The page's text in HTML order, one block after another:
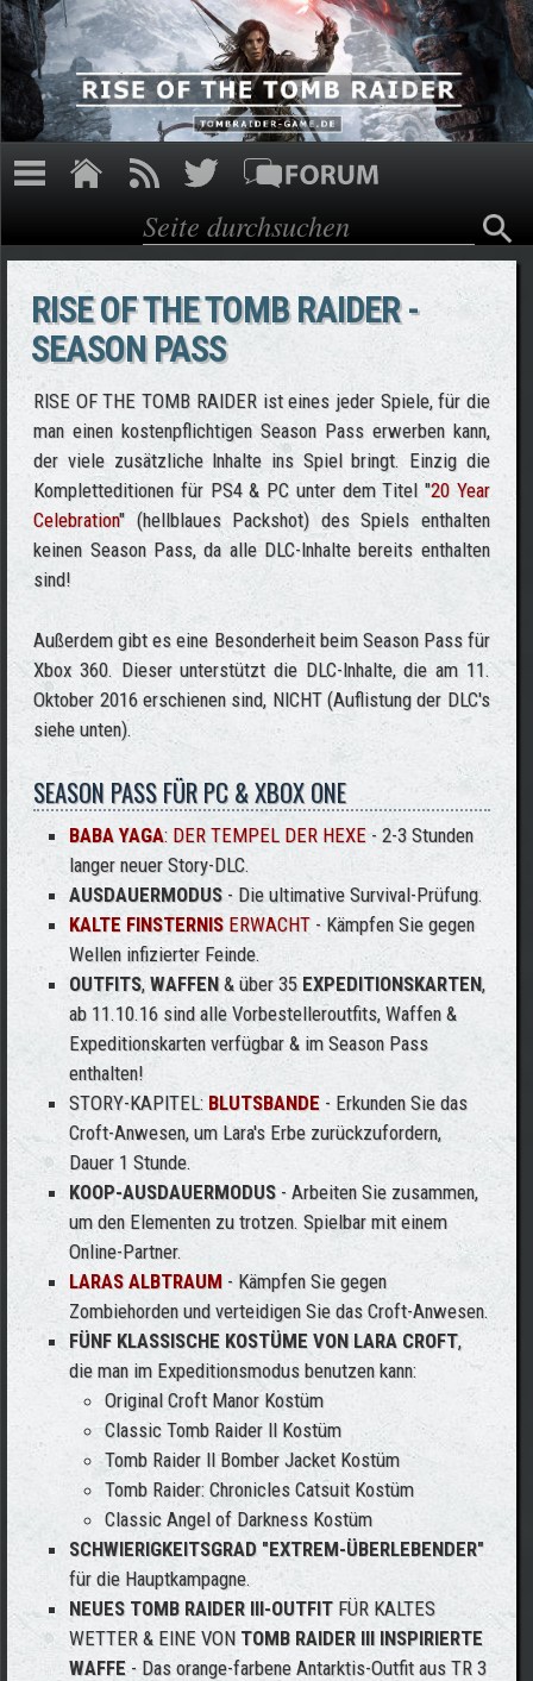
Direkt zum Inhalt
Suchformular
Suche
RISE OF THE TOMB RAIDER -
SEASON PASS
RISE OF THE TOMB RAIDER ist eines jeder Spiele, für die
man einen kostenpflichtigen Season Pass erwerben kann,
der viele zusätzliche Inhalte ins Spiel bringt. Einzig die
Kompletteditionen für PS4 & PC unter dem Titel "20 Year
Celebration" (hellblaues Packshot) des Spiels enthalten
keinen Season Pass, da alle DLC-Inhalte bereits enthalten
sind!
Außerdem gibt es eine Besonderheit beim Season Pass für
Xbox 360. Dieser unterstützt die DLC-Inhalte, die am 11.
Oktober 2016 erschienen sind, NICHT (Auflistung der DLC's
siehe unten).
SEASON PASS FÜR PC & XBOX ONE
BABA YAGA: DER TEMPEL DER HEXE - 2-3 Stunden
langer neuer Story-DLC.
AUSDAUERMODUS- Die ultimative Survival-Prüfung.
KALTE FINSTERNIS ERWACHT - Kämpfen Sie gegen
Wellen infizierter Feinde.
OUTFITS,WAFFEN& über 35 EXPEDITIONSKARTEN,
ab 11.10.16 sind alle Vorbestelleroutfits, Waffen &
Expeditionskarten verfügbar & im Season Pass
enthalten!
STORY-KAPITEL: BLUTSBANDE - Erkunden Sie das
Croft-Anwesen, um Lara's Erbe zurückzufordern,
Dauer 1 Stunde.
KOOP-AUSDAUERMODUS - Arbeiten Sie zusammen,
um den Elementen zu trotzen. Spielbar mit einem
Online-Partner.
LARAS ALBTRAUM - Kämpfen Sie gegen
Zombiehorden und verteidigen Sie das Croft-Anwesen.
FÜNF KLASSISCHE KOSTÜME VON LARA CROFT,
die man im Expeditionsmodus benutzen kann:
Original Croft Manor Kostüm
Classic Tomb Raider II Kostüm
Tomb Raider II Bomber Jacket Kostüm
Tomb Raider: Chronicles Catsuit Kostüm
Classic Angel of Darkness Kostüm
SCHWIERIGKEITSGRAD "EXTREM-ÜBERLEBENDER"
für die Hauptkampagne.
NEUES TOMB RAIDER III-OUTFIT FÜR KALTES
WETTER & EINE VON TOMB RAIDER III INSPIRIERTE
WAFFE- Das orange-farbene Antarktis-Outfit aus TR 3